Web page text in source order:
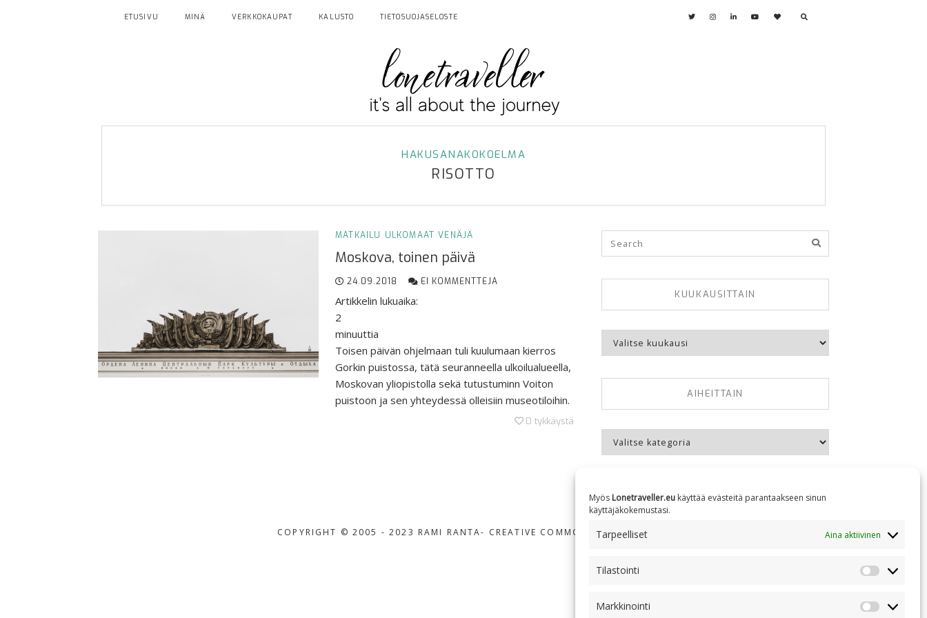
Myös Lonetraveller.eu käyttää evästeitä parantaakseen sinun
käyttäjäkokemustasi.
Tarpeelliset Aina aktiivinen
Tilastointi
Tilastointi
Markkinointi
ETUSIVU MINÄ VERKKOKAUPAT KALUSTO TIETOSUOJASELOSTE
HAKUSANAKOKOELMA
RISOTTO
MATKAILU ULKOMAAT VENÄJÄ
Moskova, toinen päivä
24.09.2018 EI KOMMENTTEJA
Artikkelin lukuaika:
2
minuuttia
Toisen päivän ohjelmaan tuli kuulumaan kierros
Gorkin puistossa, tätä seuranneella ulkoilualueella,
Moskovan yliopistolla sekä tutustuminn Voiton
puistoon ja sen yhteydessä olleisiin museotiloihin.
0 tykkäystä
KUUKAUSITTAIN
Kuukausittain
AIHEITTAIN
Aiheittain
COPYRIGHT © 2005 - 2023 RAMI RANTA- CREATIVE COMMONS BY-NC 4.0